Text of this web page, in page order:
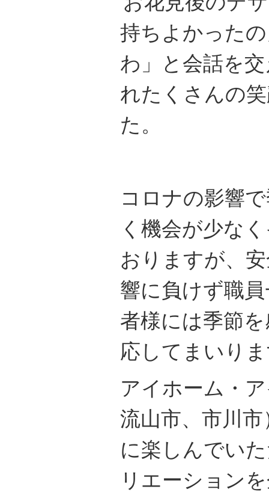
持ちよかった
わ」と会話を
れたくさんの
た。
コロナの影響
く機会が少な
おりますが、
響に負けず職
者様には季節
応してまいり
アイホーム・
流山市、市川
に楽しんでい
リエーション